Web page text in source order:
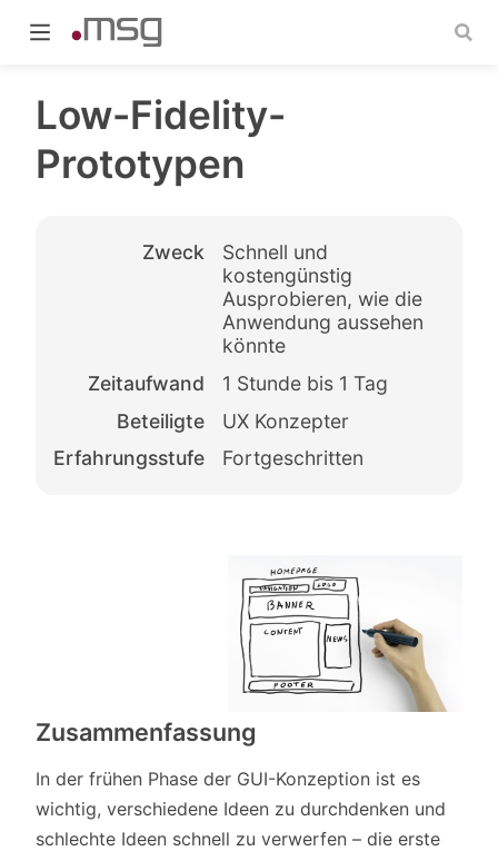
Low-Fidelity-
Prototypen
Zweck
Schnell und
kostengünstig
Ausprobieren, wie die
Anwendung aussehen
könnte
Zeitaufwand
1 Stunde bis 1 Tag
Beteiligte
UX Konzepter
Erfahrungsstufe
Fortgeschritten
Zusammenfassung
In der frühen Phase der GUI-Konzeption ist es
wichtig, verschiedene Ideen zu durchdenken und
schlechte Ideen schnell zu verwerfen – die erste